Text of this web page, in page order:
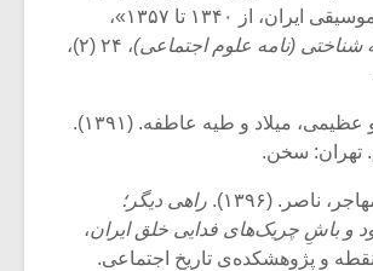
از ۱۳۴۰ تا ۱۳۵۷»،
شناختی (نامه علوم اجتماعی)
، ۲۴ (۲)،
عظیمی، میلاد و طیه عاطفه. (۱۳۹۱).
. تهران: سخن.
ناصر. (۱۳۹۶).
راهی دیگر؛
و باشِ چریک‌های فدایی خلق ایران،
و پژوهشکده‌ی تاریخ اجتماعی.